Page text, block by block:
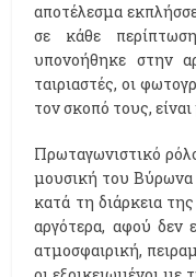
αποτέλεσμα
σε κάθε
υπονοήθηκε στην
ταιριαστές, οι
τον σκοπό τους,
Πρωταγωνιστικό
μουσική του Βύρωνα
κατά τη διάρκεια
αργότερα, αφού δεν
ατμοσφαιρική,